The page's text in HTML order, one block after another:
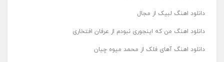
دانلود اهنگ لبیک از مجال
دانلود اهنگ من که اینجوری نبودم از عرفان افتخاری
دانلود اهنگ آهای فلک از محمد میوه چیان